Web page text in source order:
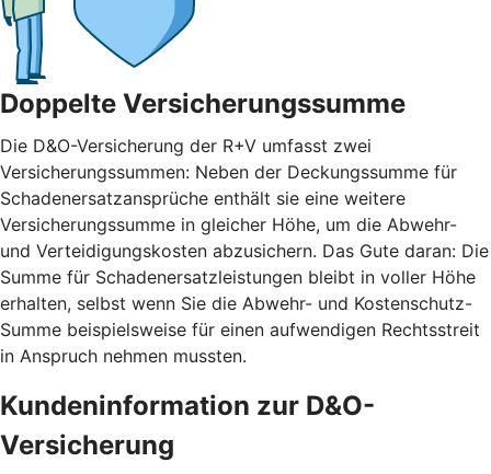
Doppelte Versicherungssumme
Die D&O-Versicherung der R+V umfasst zwei
Versicherungssummen: Neben der Deckungssumme für
Schadenersatzansprüche enthält sie eine weitere
Versicherungssumme in gleicher Höhe, um die Abwehr-
und Verteidigungskosten abzusichern. Das Gute daran: Die
Summe für Schadenersatzleistungen bleibt in voller Höhe
erhalten, selbst wenn Sie die Abwehr- und Kostenschutz-
Summe beispielsweise für einen aufwendigen Rechtsstreit
in Anspruch nehmen mussten.
Kundeninformation zur D&O-
Versicherung